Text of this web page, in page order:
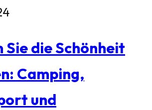
Sie die Schönheit
Camping,
und